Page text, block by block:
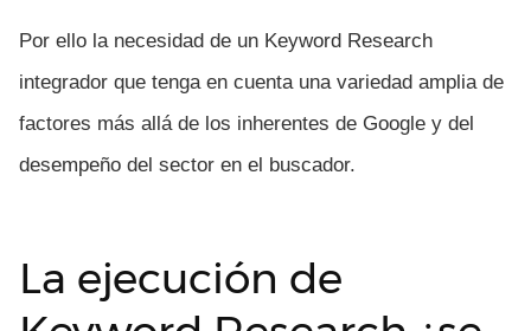
Por ello la necesidad de un Keyword Research
integrador que tenga en cuenta una variedad amplia de
factores más allá de los inherentes de Google y del
desempeño del sector en el buscador.
La ejecución de